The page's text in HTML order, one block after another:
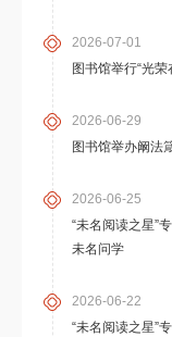
2026-07-01
图书馆举行“光
2026-06-29
图书馆举办阚法
2026-06-25
“未名阅读之星”
未名问学
2026-06-22
“未名阅读之星”